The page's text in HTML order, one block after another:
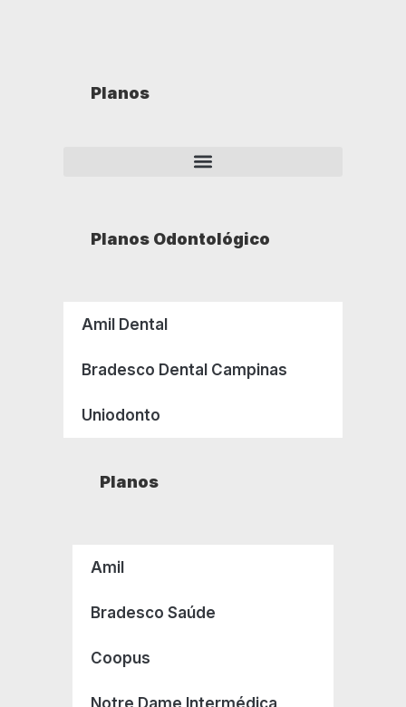
Planos
Planos Odontológico
Amil Dental
Bradesco Dental Campinas
Uniodonto
Planos
Amil
Bradesco Saúde
Coopus
Notre Dame Intermédica